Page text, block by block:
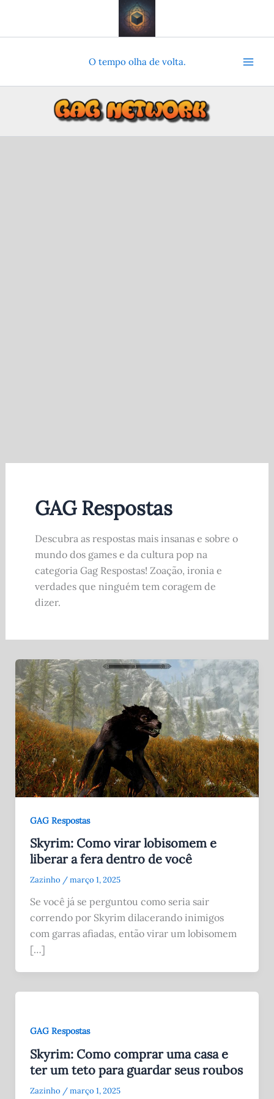
o
O tempo olha de volta.
GAG Respostas
Descubra as respostas mais insanas e sobre o
mundo dos games e da cultura pop na
categoria Gag Respostas! Zoação, ironia e
verdades que ninguém tem coragem de
dizer.
GAG Respostas
Skyrim: Como virar lobisomem e
liberar a fera dentro de você
Zazinho /março 1, 2025
Se você já se perguntou como seria sair
correndo por Skyrim dilacerando inimigos
com garras afiadas, então virar um lobisomem
[…]
GAG Respostas
Skyrim: Como comprar uma casa e
ter um teto para guardar seus roubos
Zazinho /março 1, 2025